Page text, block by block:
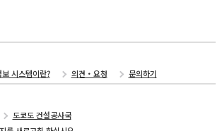
시스템이란? 의견・요청 문의하기
도쿄도 건설공사국